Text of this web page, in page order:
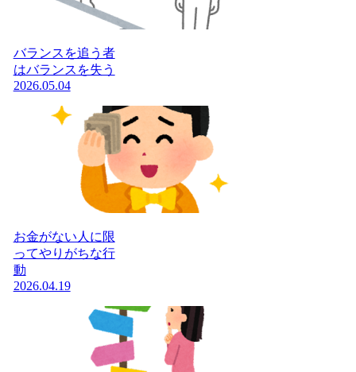
バランスを追う者
はバランスを失う
2026.05.04
お金がない人に限
ってやりがちな行
動
2026.04.19